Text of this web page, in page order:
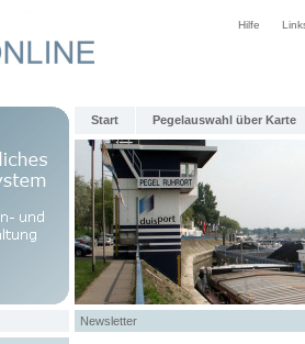
Hilfe
Start Pegelauswahl über Karte
Newsletter